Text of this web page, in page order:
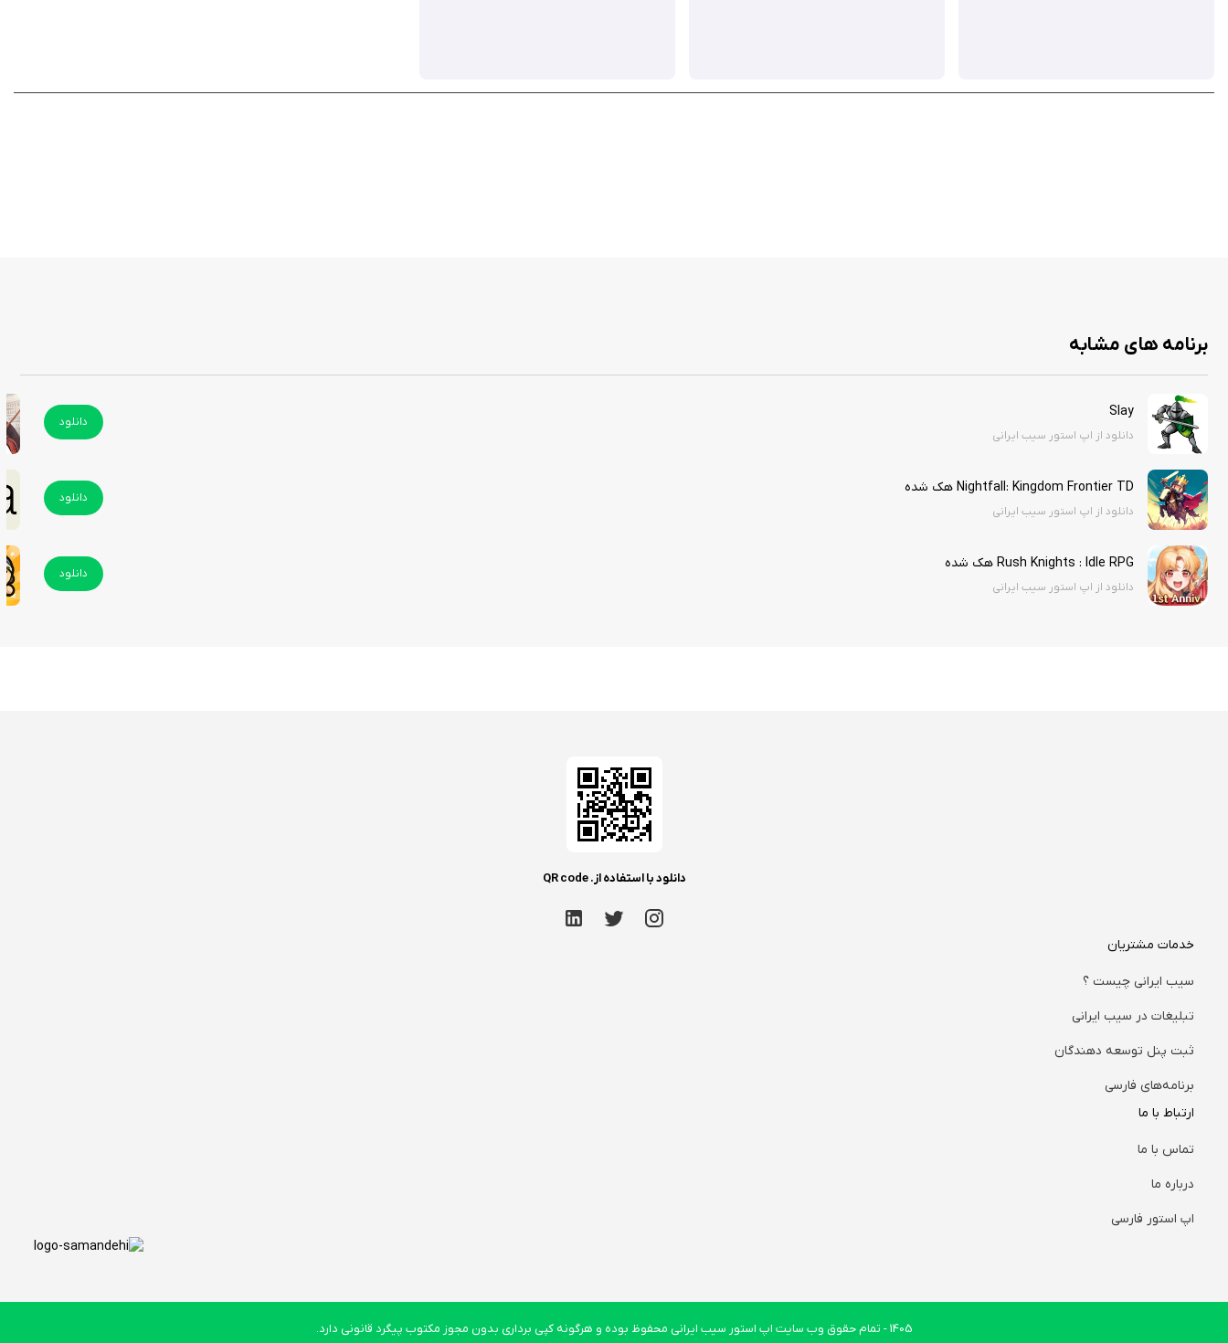
برنامه های مشابه
Slay
دانلود از اپ استور سیب ایرانی
دانلود
Nightfall: Kingdom Frontier TD هک شده
دانلود از اپ استور سیب ایرانی
دانلود
Rush Knights : Idle RPG هک شده
دانلود از اپ استور سیب ایرانی
دانلود
دانلود با استفاده از. QR code
خدمات مشتریان
سیب ایرانی چیست ؟
تبلیغات در سیب ایرانی
ثبت پنل توسعه دهندگان
برنامه‌های فارسی
ارتباط با ما
تماس با ما
درباره ما
اپ استور فارسی
1405- تمام حقوق وب سایت اپ استور سیب ایرانی محفوظ بوده و هرگونه کپی برداری بدون مجوز مکتوب پیگرد قانونی دارد.